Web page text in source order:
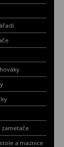
zametače
a maznice